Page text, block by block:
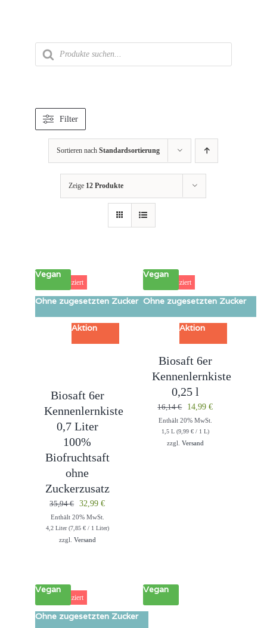
Products
search
Filter
Sortieren nachStandardsortierung
Zeige 12 Produkte
8% reduziert
Vegan
Ohne zugesetzten Zucker
Aktion
Biosaft 6er
Kennenlernkiste
0,7 Liter
100%
Biofruchtsaft
ohne
Zuckerzusatz
35,94€ Ursprünglicher
Preis
war:
32,99€Aktueller
ist:
Enthält 20% MwSt.
4,2 Liter (7,85 €/ 1 Liter)
zzgl. Versand
7% reduziert
Vegan
Ohne zugesetzten Zucker
Aktion
Biosaft 6er
Kennenlernkiste
0,25 l
16,14€
Ursprünglicher
Preis
war:
14,99€Aktueller
Enthält 20% MwSt.
1,5 L (9,99 €/ 1 L)
zzgl. Versand
7% reduziert
Vegan
Ohne zugesetzten Zucker
Vegan